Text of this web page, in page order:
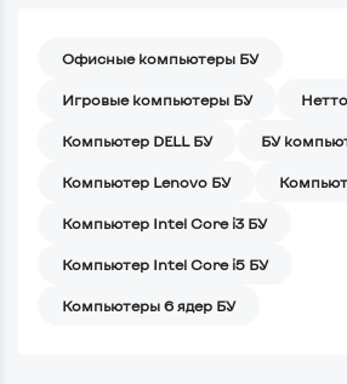
Офисные компьютеры БУ
Игровые компьютеры БУ
Компьютер DELL БУ БУ
Компьютер Lenovo БУ
Компьютер Intel Core i3 БУ
Компьютер Intel Core i5 БУ
Компьютеры 6 ядер БУ